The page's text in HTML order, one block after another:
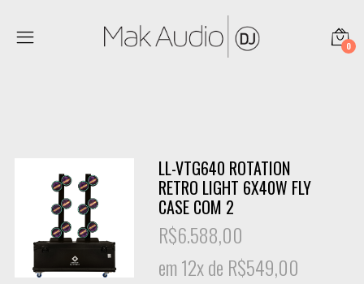
0
LL-VTG640 ROTATION
RETRO LIGHT 6X40W FLY
CASE COM 2
R$6.588,00
em 12x de R$549,00